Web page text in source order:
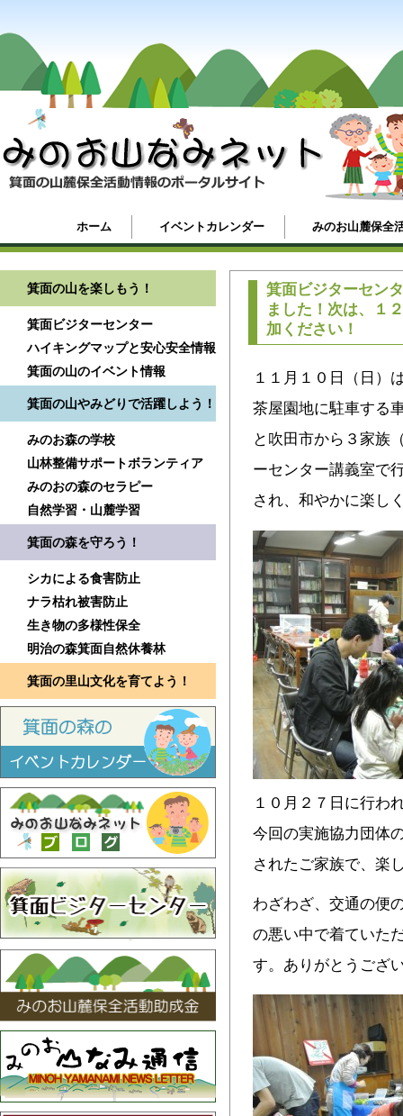
ホーム イベントカレンダー みのお山麓保全
箕面の山を楽しもう！
箕面ビジターセンター
ハイキングマップと安心安全情報
箕面の山のイベント情報
箕面の山やみどりで活躍しよう！
みのお森の学校
山林整備サポートボランティア
みのおの森のセラピー
自然学習・山麓学習
箕面の森を守ろう！
シカによる食害防止
ナラ枯れ被害防止
生き物の多様性保全
明治の森箕面自然休養林
箕面の里山文化を育てよう！
箕面ビジターセン
ました！次は、１
加ください！
１１月１０日（日）
茶屋園地に駐車する
と吹田市から３家族
ーセンター講義室で
され、和やかに楽し
１０月２７日に行わ
今回の実施協力団体
されたご家族で、楽
わざわざ、交通の便
の悪い中で着ていた
す。ありがとうござ